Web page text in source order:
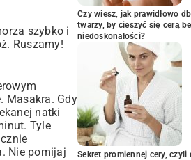
szybko i
Ruszamy!
Masakra. Gdy
natki
Tyle
Nie pomijaj
Czy wiesz, jak prawidłowo
twarzy, by cieszyć się cerą
niedoskonałości?
Sekret promiennej cery,